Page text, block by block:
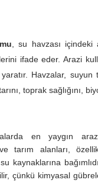
, su havzası içindeki
ifade eder. Arazi
Havzalar,
toprak sağlığını,
en yaygın
tarım alanları,
kaynaklarına
çünkü kimyasal